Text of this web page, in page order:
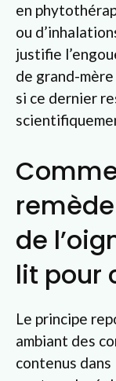
en
ou
justifie
de grand-
si ce dernier
de
lit pour
Le principe
ambiant des
contenus dans